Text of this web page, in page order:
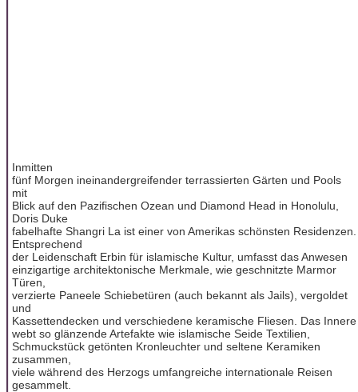
Inmitten
fünf Morgen ineinandergreifender terrassierten Gärten und Pools
mit
Blick auf den Pazifischen Ozean und Diamond Head in Honolulu,
Doris Duke
fabelhafte Shangri La ist einer von Amerikas schönsten Residenzen.
Entsprechend
der Leidenschaft Erbin für islamische Kultur, umfasst das Anwesen
einzigartige architektonische Merkmale, wie geschnitzte Marmor
Türen,
verzierte Paneele Schiebetüren (auch bekannt als Jails), vergoldet
und
Kassettendecken und verschiedene keramische Fliesen. Das Innere
webt so glänzende Artefakte wie islamische Seide Textilien,
Schmuckstück getönten Kronleuchter und seltene Keramiken
zusammen,
viele während des Herzogs umfangreiche internationale Reisen
gesammelt.